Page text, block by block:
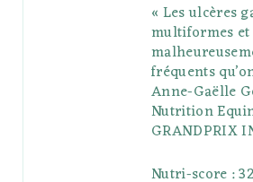
« Les ulcères
multiformes et
fréquents
Anne-Gaëlle
Nutrition
GRANDPRIX
Nutri-score :